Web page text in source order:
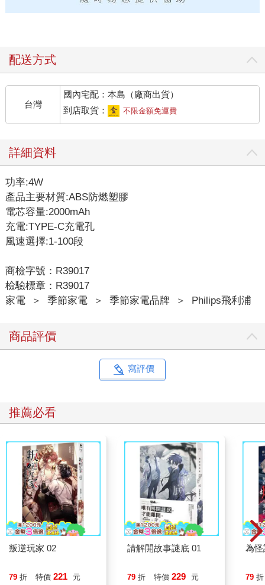
配送方式
台灣
國內宅配：本島（廠商出貨）
到店取貨：
不限金額免運費
詳細資料
功率:4W
產品主要材質:ABS防燃塑膠
電芯容量:2000mAh
充電:TYPE-C充電孔
風速選擇:1-100段
商檢字號：R39017
檢驗標章：R39017
家電
＞ 季節家電 ＞ 季節家電品牌 ＞ Philips飛利浦
商品評價
寫評價
推薦必看
叛逆玩家 02
79 折 特價 221 元
請解開故事謎底 01
79 折 特價 229 元
為怪
79 折